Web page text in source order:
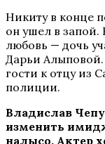
Никиту в конце
он ушел в запой.
любовь — дочь
Дарьи
гости к отцу из
полиции.
Владислав
изменить
налысо. Актер